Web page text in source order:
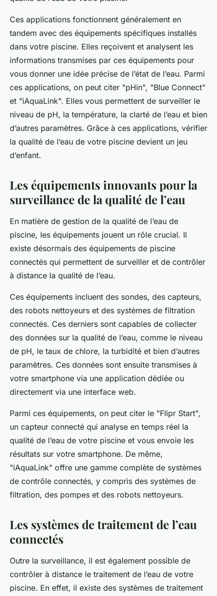
Ces applications fonctionnent généralement en
tandem avec des équipements spécifiques installés
dans votre piscine. Elles reçoivent et analysent les
informations transmises par ces équipements pour
vous donner une idée précise de l’état de l’eau. Parmi
ces applications, on peut citer "pHin", "Blue Connect"
et "iAquaLink". Elles vous permettent de surveiller le
niveau de pH, la température, la clarté de l’eau et bien
d’autres paramètres. Grâce à ces applications, vérifier
la qualité de l’eau de votre piscine devient un jeu
d’enfant.
Les équipements innovants pour la
surveillance de la qualité de l’eau
En matière de gestion de la qualité de l’eau de
piscine, les équipements jouent un rôle crucial. Il
existe désormais des équipements de piscine
connectés qui permettent de surveiller et de contrôler
à distance la qualité de l’eau.
Ces équipements incluent des sondes, des capteurs,
des robots nettoyeurs et des systèmes de filtration
connectés. Ces derniers sont capables de collecter
des données sur la qualité de l’eau, comme le niveau
de pH, le taux de chlore, la turbidité et bien d’autres
paramètres. Ces données sont ensuite transmises à
votre smartphone via une application dédiée ou
directement via une interface web.
Parmi ces équipements, on peut citer le "Flipr Start",
un capteur connecté qui analyse en temps réel la
qualité de l’eau de votre piscine et vous envoie les
résultats sur votre smartphone. De même,
"iAquaLink" offre une gamme complète de systèmes
de contrôle connectés, y compris des systèmes de
filtration, des pompes et des robots nettoyeurs.
Les systèmes de traitement de l’eau
connectés
Outre la surveillance, il est également possible de
contrôler à distance le traitement de l’eau de votre
piscine. En effet, il existe des systèmes de traitement